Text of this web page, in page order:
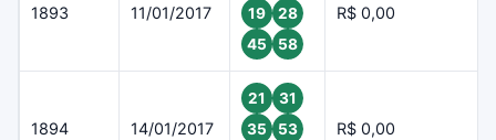
1893 11/01/2017
19
28
45
58
R$ 0,00
1894 14/01/2017
21
31
35
53
R$ 0,00